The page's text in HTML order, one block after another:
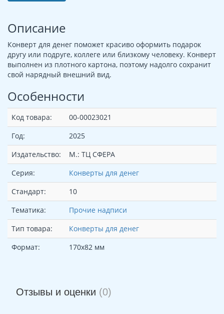
Описание
Конверт для денег поможет красиво оформить подарок
другу или подруге, коллеге или близкому человеку. Конверт
выполнен из плотного картона, поэтому надолго сохранит
свой нарядный внешний вид.
Особенности
Код товара:
00-00023021
Год:
2025
Издательство:
М.: ТЦ СФЕРА
Серия:
Конверты для денег
Стандарт:
10
Тематика:
Прочие надписи
Тип товара:
Конверты для денег
Формат:
170х82 мм
Отзывы и оценки (0)